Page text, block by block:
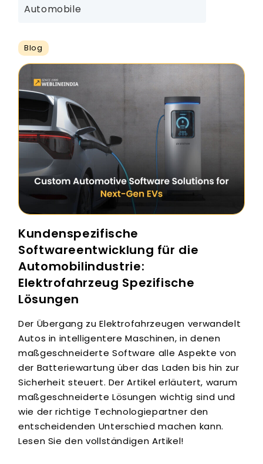
Automobile
Blog
Kundenspezifische
Softwareentwicklung für die
Automobilindustrie:
Elektrofahrzeug Spezifische
Lösungen
Der Übergang zu Elektrofahrzeugen verwandelt
Autos in intelligentere Maschinen, in denen
maßgeschneiderte Software alle Aspekte von
der Batteriewartung über das Laden bis hin zur
Sicherheit steuert. Der Artikel erläutert, warum
maßgeschneiderte Lösungen wichtig sind und
wie der richtige Technologiepartner den
entscheidenden Unterschied machen kann.
Lesen Sie den vollständigen Artikel!